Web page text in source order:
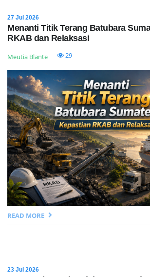
27 Jul 2026
Menanti Titik Terang Batubara
RKAB dan Relaksasi
Meutia Blante 29
READ MORE
23 Jul 2026